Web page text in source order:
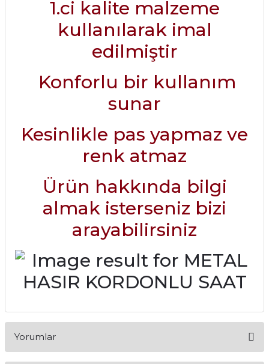
1.ci kalite malzeme
kullanılarak imal
edilmiştir
Konforlu bir kullanım
sunar
Kesinlikle pas yapmaz ve
renk atmaz
Ürün hakkında bilgi
almak isterseniz bizi
arayabilirsiniz
Yorumlar